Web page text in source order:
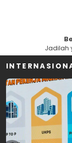
Jadilah